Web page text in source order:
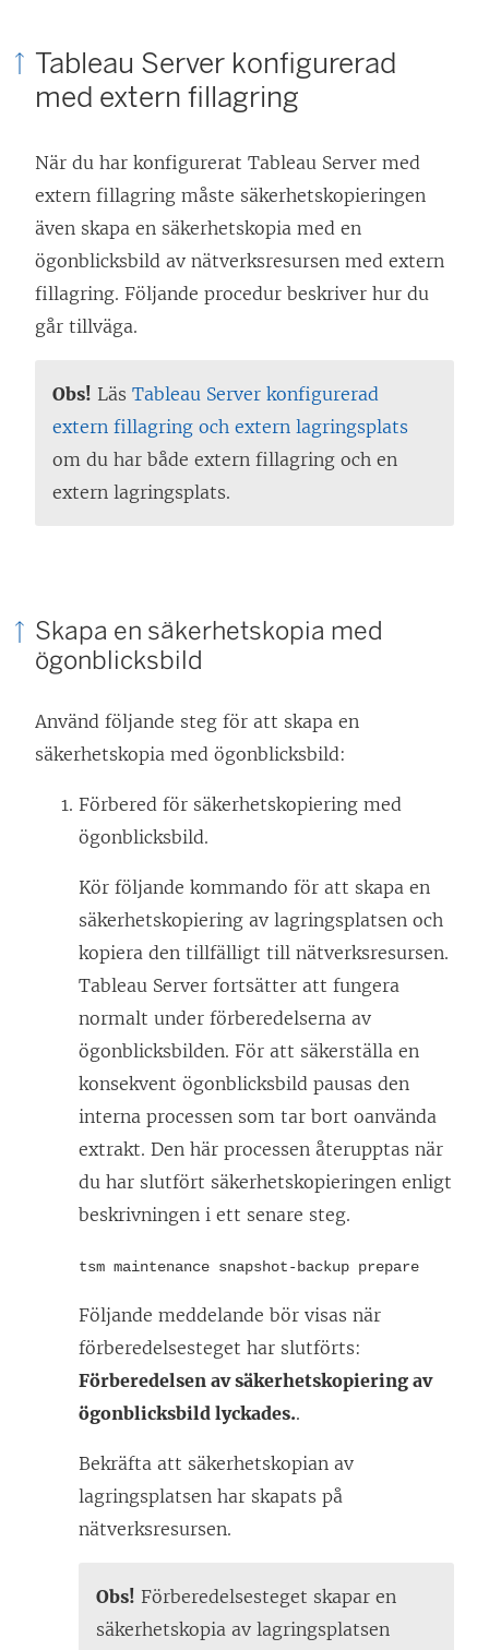
Tableau Server konfigurerad
med extern fillagring
När du har konfigurerat Tableau Server med
extern fillagring måste säkerhetskopieringen
även skapa en säkerhetskopia med en
ögonblicksbild av nätverksresursen med extern
fillagring. Följande procedur beskriver hur du
går tillväga.
Obs! Läs Tableau Server konfigurerad
extern fillagring och extern lagringsplats
om du har både extern fillagring och en
extern lagringsplats.
Skapa en säkerhetskopia med
ögonblicksbild
Använd följande steg för att skapa en
säkerhetskopia med ögonblicksbild:
Förbered för säkerhetskopiering med
ögonblicksbild.
Kör följande kommando för att skapa en
säkerhetskopiering av lagringsplatsen och
kopiera den tillfälligt till nätverksresursen.
Tableau Server fortsätter att fungera
normalt under förberedelserna av
ögonblicksbilden. För att säkerställa en
konsekvent ögonblicksbild pausas den
interna processen som tar bort oanvända
extrakt. Den här processen återupptas när
du har slutfört säkerhetskopieringen enligt
beskrivningen i ett senare steg.
tsm maintenance snapshot-backup prepare
Följande meddelande bör visas när
förberedelsesteget har slutförts:
Förberedelsen av säkerhetskopiering av
ögonblicksbild lyckades..
Bekräfta att säkerhetskopian av
lagringsplatsen har skapats på
nätverksresursen.
Obs! Förberedelsesteget skapar en
säkerhetskopia av lagringsplatsen